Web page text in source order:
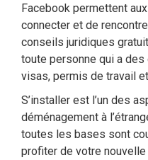
Facebook permettent
connecter et de
conseils juridiques
toute personne qui a
visas, permis de travail
S’installer est l’un des
déménagement à
toutes les bases sont
profiter de votre